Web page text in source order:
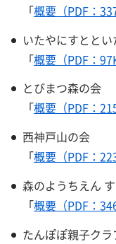
「概要（PDF：
いたやにすとと
「概要（PDF：
とびまつ森の会
「概要（PDF：
西神戸山の会
「概要（PDF：
森のようちえん
「概要（PDF：
たんぽぽ親子クラ